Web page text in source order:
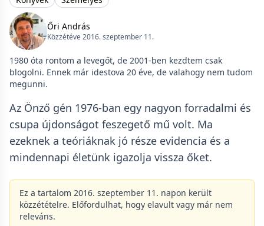
Őri András
Közzétéve 2016. szeptember 11.
1980 óta rontom a levegőt, de 2001-ben kezdtem csak
blogolni. Ennek már idestova 20 éve, de valahogy nem tudom
megunni.
Az Önző gén 1976-ban egy nagyon forradalmi és
csupa újdonságot feszegető mű volt. Ma
ezeknek a teóriáknak jó része evidencia és a
mindennapi életünk igazolja vissza őket.
Ez a tartalom 2016. szeptember 11. napon került
közzétételre. Előfordulhat, hogy elavult vagy már nem
releváns.